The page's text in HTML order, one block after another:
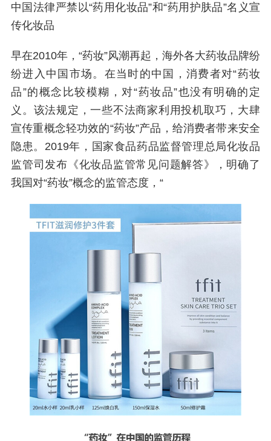
中国法律严禁以“药用化妆品”和“药用护肤品”名义宣
传化妆品
早在2010年，“药妆”风潮再起，海外各大药妆品牌纷
纷进入中国市场。在当时的中国，消费者对“药妆
品”的概念比较模糊，对“药妆品”也没有明确的定
义。该法规定，一些不法商家利用投机取巧，大肆
宣传重概念轻功效的“药妆”产品，给消费者带来安全
隐患。2019年，国家食品药品监督管理总局化妆品
监管司发布《化妆品监管常见问题解答》，明确了
我国对“药妆”概念的监管态度，“